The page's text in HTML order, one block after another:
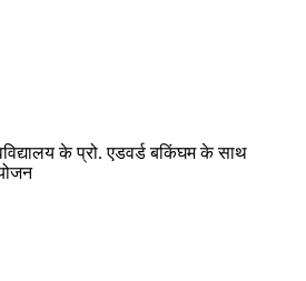
के प्रो. एडवर्ड बकिंघम के साथ